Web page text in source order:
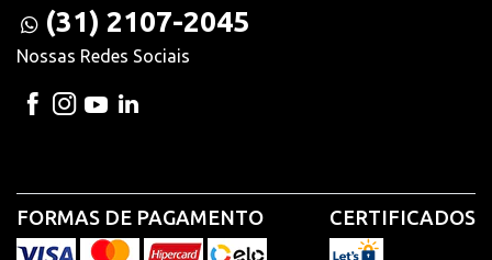
(31) 2107-2045
Nossas Redes Sociais
FORMAS DE PAGAMENTO CERTIFICADOS